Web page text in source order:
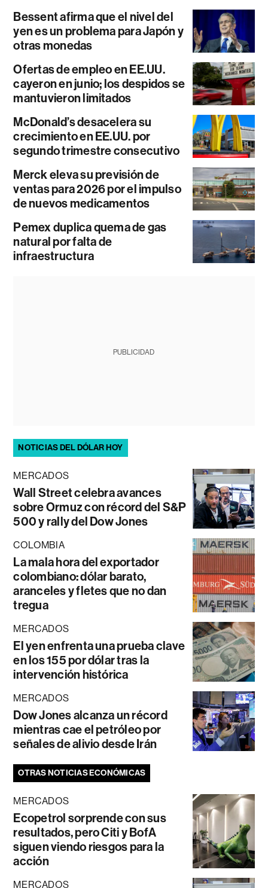
Bessent afirma que el nivel del
yen es un problema para Japón y
otras monedas
Ofertas de empleo en EE.UU.
cayeron en junio; los despidos se
mantuvieron limitados
McDonald’s desacelera su
crecimiento en EE.UU. por
segundo trimestre consecutivo
Merck eleva su previsión de
ventas para 2026 por el impulso
de nuevos medicamentos
Pemex duplica quema de gas
natural por falta de
infraestructura
PUBLICIDAD
NOTICIAS DEL DÓLAR HOY
MERCADOS
Wall Street celebra avances
sobre Ormuz con récord del S&P
500 y rally del Dow Jones
COLOMBIA
La mala hora del exportador
colombiano: dólar barato,
aranceles y fletes que no dan
tregua
MERCADOS
El yen enfrenta una prueba clave
en los 155 por dólar tras la
intervención histórica
MERCADOS
Dow Jones alcanza un récord
mientras cae el petróleo por
señales de alivio desde Irán
OTRAS NOTICIAS ECONÓMICAS
MERCADOS
Ecopetrol sorprende con sus
resultados, pero Citi y BofA
siguen viendo riesgos para la
acción
MERCADOS